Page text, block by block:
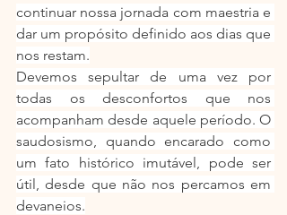
continuar nossa jornada com maestria e
dar um propósito definido aos dias que
nos restam.
Devemos sepultar de uma vez por
todas os desconfortos que nos
acompanham desde aquele período. O
saudosismo, quando encarado como
um fato histórico imutável, pode ser
útil, desde que não nos percamos em
devaneios.